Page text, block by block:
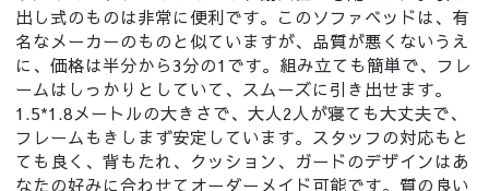
出し式のものは非常に便利です。このソファベッドは、有
名なメーカーのものと似ていますが、品質が悪くないうえ
に、価格は半分から3分の1です。組み立ても簡単で、フレ
ームはしっかりとしていて、スムーズに引き出せます。
1.5*1.8メートルの大きさで、大人2人が寝ても大丈夫で、
フレームもきしまず安定しています。スタッフの対応もと
ても良く、背もたれ、クッション、ガードのデザインはあ
なたの好みに合わせてオーダーメイド可能です。質の良い